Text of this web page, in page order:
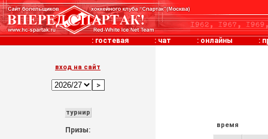
: гостевая : чат : онлайны :
вход на сайт
турнир
Призы:
время